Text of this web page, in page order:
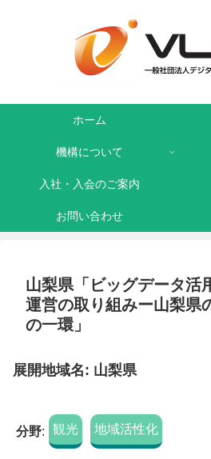
ホーム
機構について
入社・入会のご案内
お問い合わせ
山梨県「ビッグデータ活
運営の取り組みー山梨県
の一環」
展開地域名: 山梨県
分野: 観光 地域活性化